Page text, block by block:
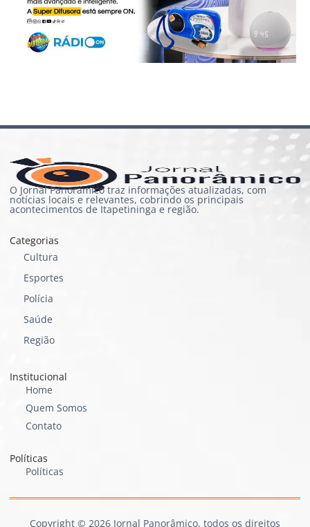
O Jornal Panorâmico traz informações atualizadas, com
notícias locais e relevantes, cobrindo os principais
acontecimentos de Itapetininga e região.
Categorias
Cultura
Esportes
Polícia
Saúde
Região
Institucional
Home
Quem Somos
Contato
Políticas
Políticas
Copyright © 2026 Jornal Panorâmico, todos os direitos